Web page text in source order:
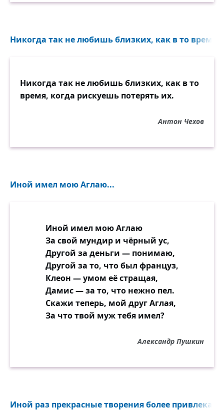
Никогда так не любишь близких, как в то время,
Никогда так не любишь близких, как в то
время, когда рискуешь потерять их.
Антон Чехов
Иной имел мою Аглаю...
Иной имел мою Аглаю
За свой мундир и чёрный ус,
Другой за деньги — понимаю,
Другой за то, что был француз,
Клеон — умом её стращая,
Дамис — за то, что нежно пел.
Скажи теперь, мой друг Аглая,
За что твой муж тебя имел?
Александр Пушкин
Иной раз прекрасные творения более